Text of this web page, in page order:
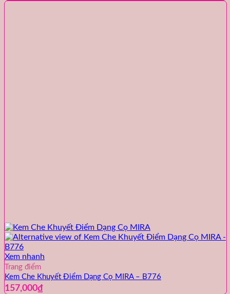
Xem nhanh
Trang điểm
Kem Che Khuyết Điểm Dạng Cọ MIRA – B776
157,000₫